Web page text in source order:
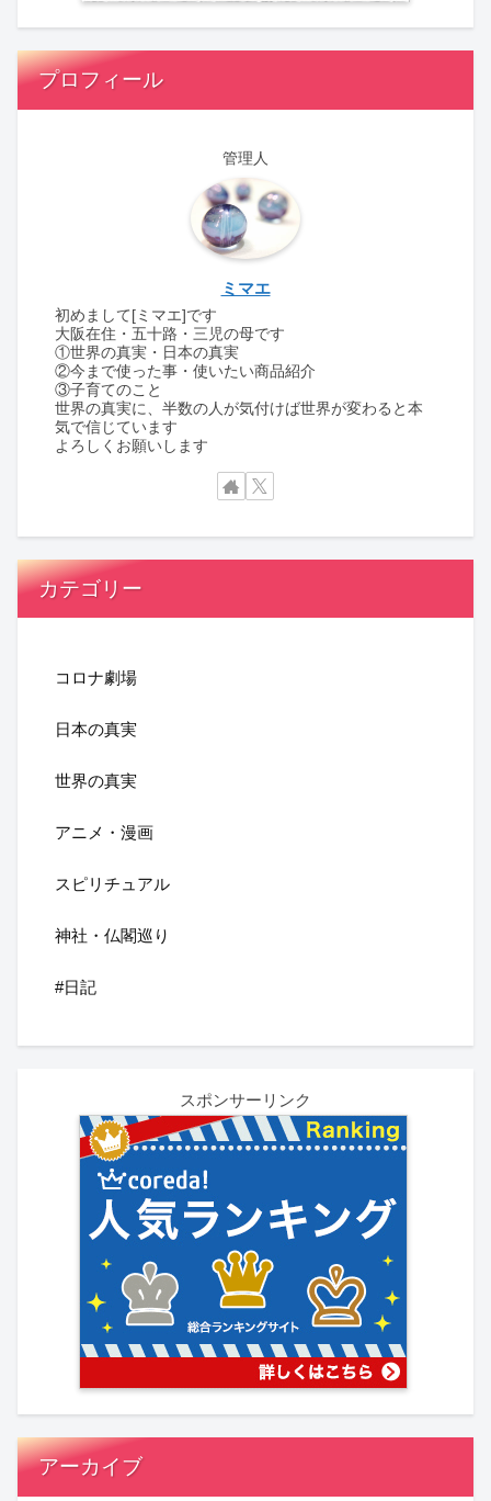
プロフィール
管理人
ミマエ
初めまして[ミマエ]です
大阪在住・五十路・三児の母です
①世界の真実・日本の真実
②今まで使った事・使いたい商品紹介
③子育てのこと
世界の真実に、半数の人が気付けば世界が変わると本
気で信じています
よろしくお願いします
カテゴリー
コロナ劇場
日本の真実
世界の真実
アニメ・漫画
スピリチュアル
神社・仏閣巡り
#日記
スポンサーリンク
アーカイブ